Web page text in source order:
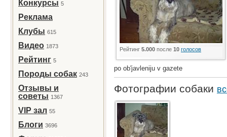
Конкурсы 5
Реклама
Клубы 615
Видео 1873
Рейтинг 5
Породы собак 243
Отзывы и
советы 1367
VIP зал 55
Блоги 3696
Рейтинг 5.000 после 10 голосов
po ob'javleniju v gazete
Фотографии собаки